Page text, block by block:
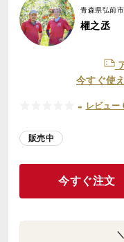
青森県弘前
權之丞
今すぐ使
- レビュー
販売中
今すぐ注文